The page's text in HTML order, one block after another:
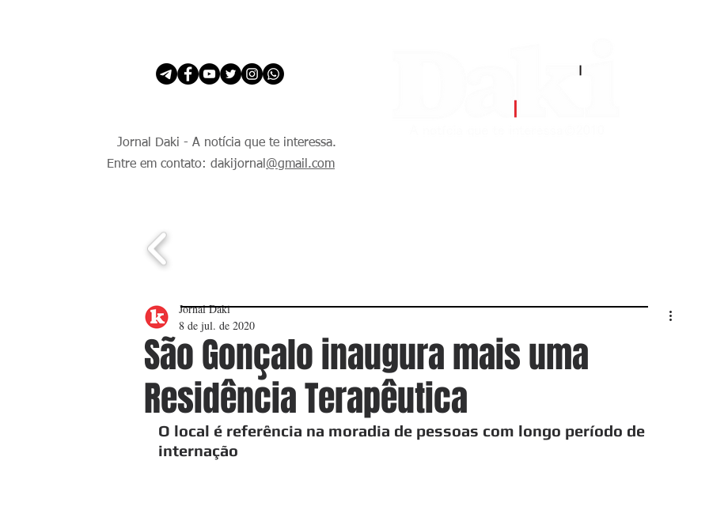
Jornal Daki - A notícia que te interessa.
Entre em contato: dakijornal @gmail.com
São Gonçalo inaugura mais uma
Residência Terapêutica
Jornal Daki
8 de jul. de 2020
O local é referência na moradia de pessoas com longo período de
internação